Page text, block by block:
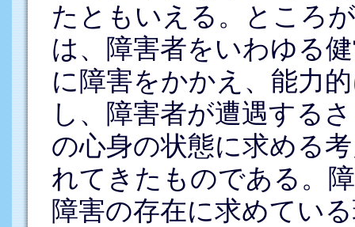
たともいえる。ところ
は、障害者をいわゆる
に障害をかかえ、能力
し、障害者が遭遇する
の心身の状態に求める
れてきたものである。
障害の存在に求めてい